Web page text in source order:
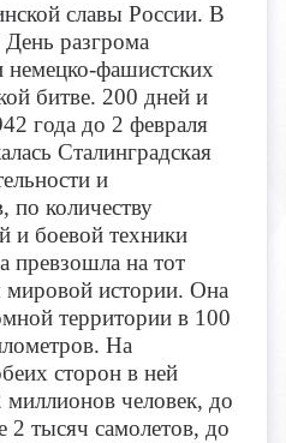
славы России. В
День разгрома
немецко-фашистских
битве. 200 дней и
года до 2 февраля
Сталинградская
и
по количеству
и боевой техники
превзошла на тот
мировой истории. Она
территории в 100
На
сторон в ней
человек, до
2 тысяч самолетов, до